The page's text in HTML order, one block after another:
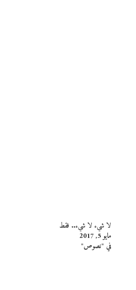
لا شيء لا شيء.. فقط
مايو 5, 2017
في "نصوص"